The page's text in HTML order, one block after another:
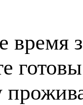
время